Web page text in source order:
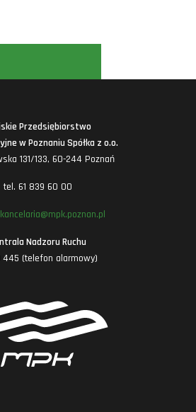
Przedsiębiorstwo
w Poznaniu Spółka z o.o.
131/133, 60-244 Poznań
tel. 61 839 60 00
kancelaria@mpk.poznan.pl
Nadzoru Ruchu
445 (telefon alarmowy)